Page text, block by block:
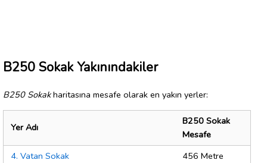
B250 Sokak Yakınındakiler
B250 Sokakharitasına mesafe olarak en yakın yerler:
Yer Adı
B250 Sokak
Mesafe
4. Vatan Sokak
456 Metre